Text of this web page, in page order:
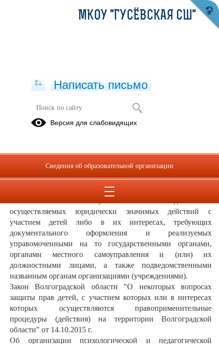
Правоприменительные процедуры
Понятие правоприменительных процедур
Под правоприменительными процедурами (действиями)
осуществляемых юридически значимых действий с
участием детей либо в их интересах, требующих
документального оформления и реализуемых
управомоченными на то государственными органами,
органами местного самоуправления и (или) их
должностными лицами, а также подведомственными
названным органам организациями (учреждениями).
Закон Волгоградской области "О некоторых вопросах
защиты прав детей, с участием которых или в интересах
которых осуществляются правоприменительные
процедуры (действия) на территории Волгоградской
области" от 14.10.2015 г.
Об организации психологической и педагогической
МКОУ "ГУСЁВСКАЯ СШ"
Написать письмо
Версия для слабовидящих
Сведения об образовательной организации